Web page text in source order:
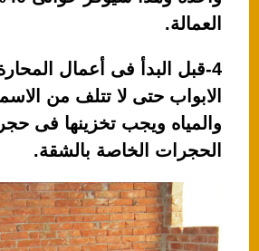
العمالة.
4-قبل البدأ فى أعمال
الابواب حتى لا تتلف من
والمياه ويجب تخزينها فى
الحجرات الخاصة بالشقة.